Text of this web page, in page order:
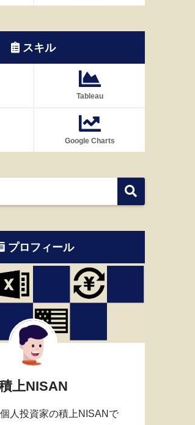
スキル
Tableau
Google Charts
プロフィール
上NISAN
人投資家の積上NISANで